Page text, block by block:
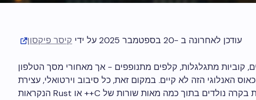
עודכן לאחרונה ב -20 בספטמבר 2025 על ידי קיסר פיקסון
קוביות מתגלגלות, קלפים מתנופפים - אך מאחורי מסך הטלפון
האנלוגי הזה לא קיים. במקום זאת, כל סיבוב וירטואלי, עצירת
גלגלים והגרלת בקרה נולדים בתוך כמה מאות שורות של C++ או Rust הנקראות